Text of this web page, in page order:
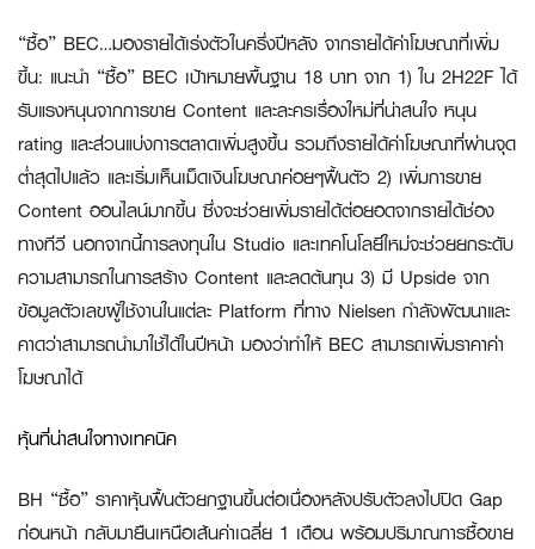
“ซื้อ” BEC…มองรายได้เร่งตัวในครึ่งปีหลัง จากรายได้ค่าโฆษณาที่เพิ่ม
ขึ้น: แนะนำ “ซื้อ” BEC เป้าหมายพื้นฐาน 18 บาท จาก 1) ใน 2H22F ได้
รับแรงหนุนจากการขาย Content และละครเรื่องใหม่ที่น่าสนใจ หนุน
rating และส่วนแบ่งการตลาดเพิ่มสูงขึ้น รวมถึงรายได้ค่าโฆษณาที่ผ่านจุด
ต่ำสุดไปแล้ว และเริ่มเห็นเม็ดเงินโฆษณาค่อยๆฟื้นตัว 2) เพิ่มการขาย
Content ออนไลน์มากขึ้น ซึ่งจะช่วยเพิ่มรายได้ต่อยอดจากรายได้ช่อง
ทางทีวี นอกจากนี้การลงทุนใน Studio และเทคโนโลยีใหม่จะช่วยยกระดับ
ความสามารถในการสร้าง Content และลดต้นทุน 3) มี Upside จาก
ข้อมูลตัวเลขผู้ใช้งานในแต่ละ Platform ที่ทาง Nielsen กำลังพัฒนาและ
คาดว่าสามารถนำมาใช้ได้ในปีหน้า มองว่าทำให้ BEC สามารถเพิ่มราคาค่า
โฆษณาได้
หุ้นที่น่าสนใจทางเทคนิค
BH “ซื้อ” ราคาหุ้นฟื้นตัวยกฐานขึ้นต่อเนื่องหลังปรับตัวลงไปปิด Gap
ก่อนหน้า กลับมายืนเหนือเส้นค่าเฉลี่ย 1 เดือน พร้อมปริมาณการซื้อขาย